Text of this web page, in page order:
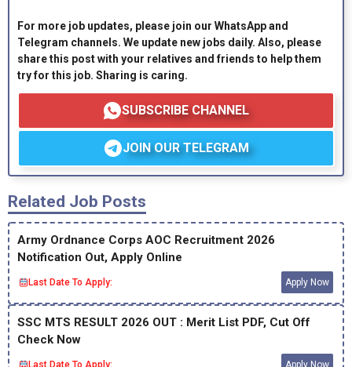
For more job updates, please join our WhatsApp and
Telegram channels. We update new jobs daily. Also, please
share this post with your relatives and friends to help them
try for this job. Sharing is caring.
SUBSCRIBE CHANNEL
JOIN OUR TELEGRAM
Related Job Posts
Army Ordnance Corps AOC Recruitment 2026
Notification Out, Apply Online
Last Date To Apply: Apply Now
SSC MTS RESULT 2026 OUT : Merit List PDF, Cut Off
Check Now